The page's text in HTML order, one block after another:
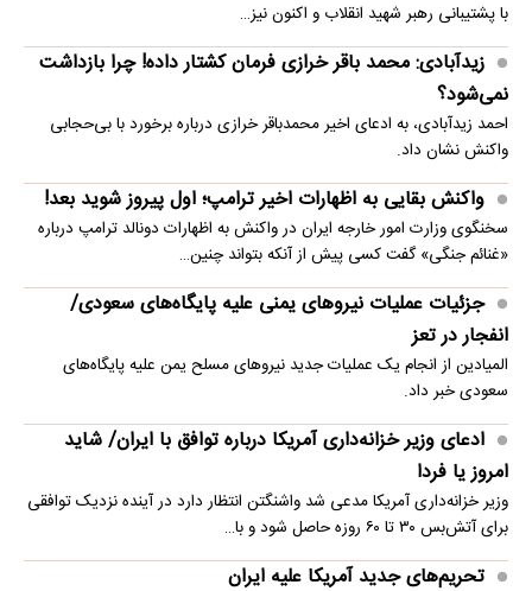
با پشتیبانی رهبر شهید انقلاب و اکنون نیز…
زیدآبادی: محمد باقر خرازی فرمان کشتار داده! چرا بازداشت
نمی‌شود؟
احمد زیدآبادی، به ادعای اخیر محمدباقر خرازی درباره برخورد با بی‌حجابی
واکنش نشان داد.
واکنش بقایی به اظهارات اخیر ترامپ؛ اول پیروز شوید بعد!
سخنگوی وزارت امور خارجه ایران در واکنش به اظهارات دونالد ترامپ درباره
«غنائم جنگی» گفت کسی پیش از آنکه بتواند چنین…
جزئیات عملیات نیروهای یمنی علیه پایگاه‌های سعودی/
انفجار در تعز
المیادین از انجام یک عملیات جدید نیروهای مسلح یمن علیه پایگاه‌های
سعودی خبر داد.
ادعای وزیر خزانه‌داری آمریکا درباره توافق با ایران/ شاید
امروز یا فردا
وزیر خزانه‌داری آمریکا مدعی شد واشنگتن انتظار دارد در آینده نزدیک توافقی
برای آتش‌بس ۳۰ تا ۶۰ روزه حاصل شود و با…
تحریم‌های جدید آمریکا علیه ایران